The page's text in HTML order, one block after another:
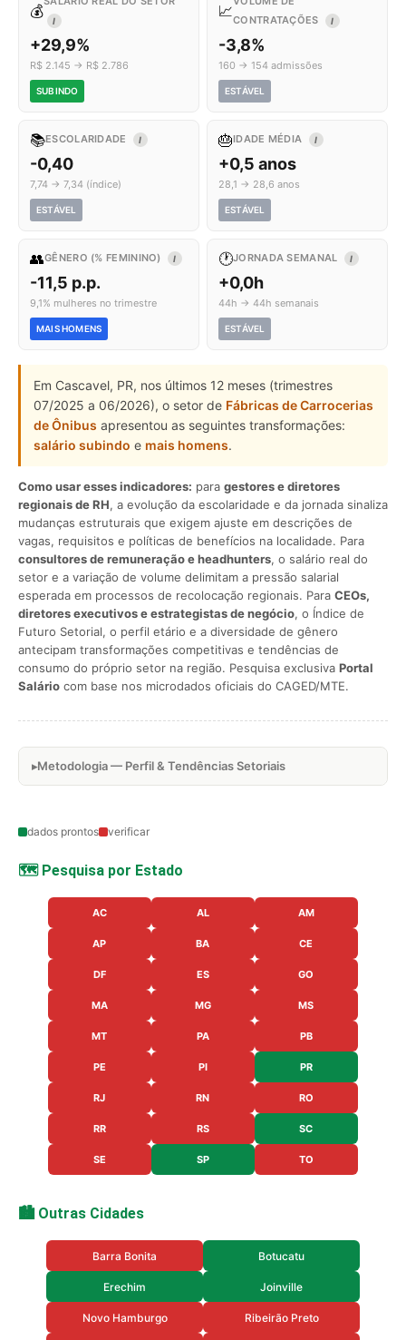
💰
I
+29,9%
R$ 2.145 → R$ 2.786
SUBINDO
📈CONTRATAÇÕES
I
-3,8%
160 → 154 admissões
ESTÁVEL
📚ESCOLARIDADE I
-0,40
7,74 → 7,34 (índice)
ESTÁVEL
🎂IDADE MÉDIA I
+0,5 anos
28,1 → 28,6 anos
ESTÁVEL
👥GÊNERO (% FEMININO) I
-11,5 p.p.
9,1% mulheres no trimestre
MAIS HOMENS
🕐JORNADA SEMANAL I
+0,0h
44h → 44h semanais
ESTÁVEL
Em Cascavel, PR, nos últimos 12 meses (trimestres
07/2025 a 06/2026), o setor de Fábricas de Carrocerias
de Ônibus apresentou as seguintes transformações:
salário subindo e mais homens.
Como usar esses indicadores: para gestores e diretores
regionais de RH, a evolução da escolaridade e da jornada sinaliza
mudanças estruturais que exigem ajuste em descrições de
vagas, requisitos e políticas de benefícios na localidade. Para
consultores de remuneração e headhunters, o salário real do
setor e a variação de volume delimitam a pressão salarial
esperada em processos de recolocação regionais. Para CEOs,
diretores executivos e estrategistas de negócio, o Índice de
Futuro Setorial, o perfil etário e a diversidade de gênero
antecipam transformações competitivas e tendências de
consumo do próprio setor na região. Pesquisa exclusiva Portal
Salário com base nos microdados oficiais do CAGED/MTE.
Metodologia — Perfil & Tendências Setoriais
dados prontos verificar
🗺️ Pesquisa por Estado
AC AL AM
AP BA CE
DF ES GO
MA MG MS
MT PA PB
PE PI PR
RJ RN RO
RR RS SC
SE SP TO
🏙️ Outras Cidades
Barra Bonita Botucatu
Erechim Joinville
Novo Hamburgo Ribeirão Preto